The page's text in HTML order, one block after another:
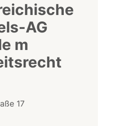
AG
m
17